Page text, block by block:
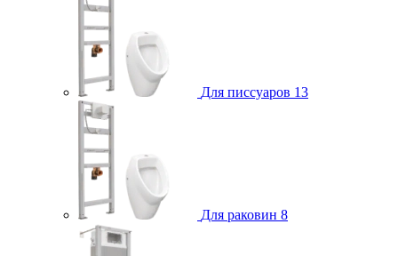
Для писсуаров 13
Для раковин 8